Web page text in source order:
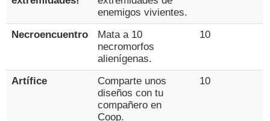
enemigos vivientes.
Necroencuentro
Mata a 10
necromorfos
alienígenas.
10
Artífice
Comparte unos
diseños con tu
compañero en
Coop.
10